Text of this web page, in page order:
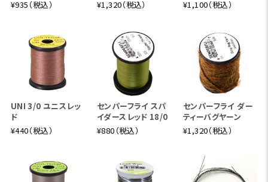
¥935（税込）
¥1,320（税込）
¥1,100（税込）
UNI 3/0 ユニスレッ
ド
¥440（税込）
センパーフライ スパ
イダースレッド 18/0
¥880（税込）
センパーフライ ダー
ティーバグヤーン
¥1,320（税込）